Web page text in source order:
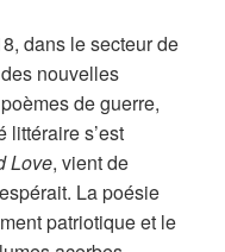
dans le secteur de
nouvelles
de guerre,
littéraire s’est
Love, vient de
La poésie
patriotique et le